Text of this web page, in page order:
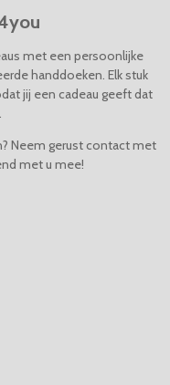
t
e
r
r
e
n
n
met een persoonlijke
handdoeken. Elk stuk
jij een cadeau geeft dat
Neem gerust contact met
met u mee!